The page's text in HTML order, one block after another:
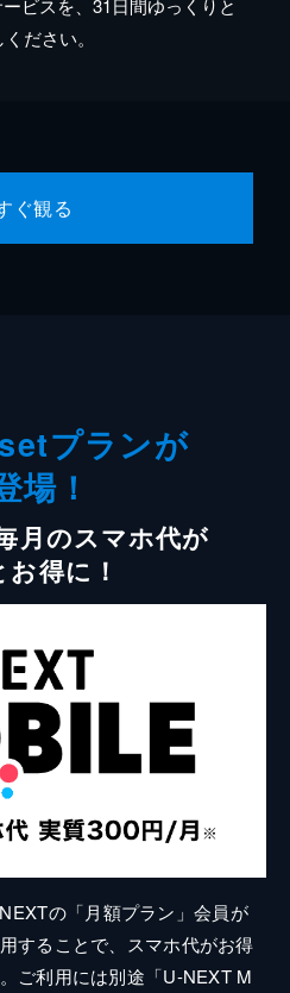
ビスを、31日間ゆっくりと
ださい。
ぐ観る
プランが
場！
月のスマホ代が
得に！
の「月額プラン」会員が
することで、スマホ代がお得
ご利用には別途「U-NEXT M